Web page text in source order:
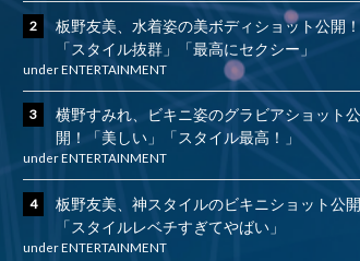
板野友美、水着姿の美ボディショット公開！
「スタイル抜群」「最高にセクシー」
underENTERTAINMENT
横野すみれ、ビキニ姿のグラビアショット公
開！「美しい」「スタイル最高！」
underENTERTAINMENT
板野友美、神スタイルのビキニショット公開
「スタイルレベチすぎてやばい」
underENTERTAINMENT